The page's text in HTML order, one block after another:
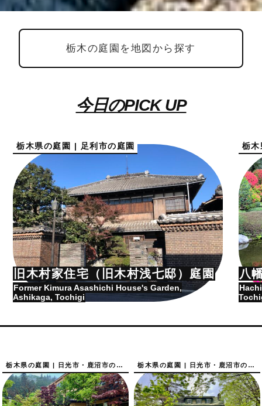
栃木の庭園を地図から探す
今日のPICK UP
栃木県の庭園 | 足利市の庭園
旧木村家住宅（旧木村浅七邸）庭園
Former Kimura Asashichi House's Garden,
Ashikaga, Tochigi
栃
八
栃木県の庭園 | 日光市・鹿沼市の庭園 栃木県の庭園 | 日光市・鹿沼市の庭園